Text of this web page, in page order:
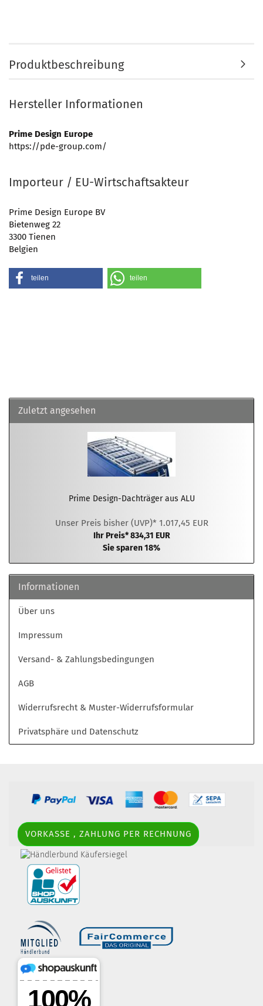
Produktbeschreibung
Hersteller Informationen
Prime Design Europe
https://pde-group.com/
Importeur / EU-Wirtschaftsakteur
Prime Design Europe BV
Bietenweg 22
3300 Tienen
Belgien
teilen teilen
Zuletzt angesehen
Prime Design-Dachträger aus ALU
Unser Preis bisher (UVP)* 1.017,45 EUR
Ihr Preis* 834,31 EUR
Sie sparen 18%
Informationen
Über uns
Impressum
Versand- & Zahlungsbedingungen
AGB
Widerrufsrecht & Muster-Widerrufsformular
Privatsphäre und Datenschutz
VORKASSE , ZAHLUNG PER RECHNUNG